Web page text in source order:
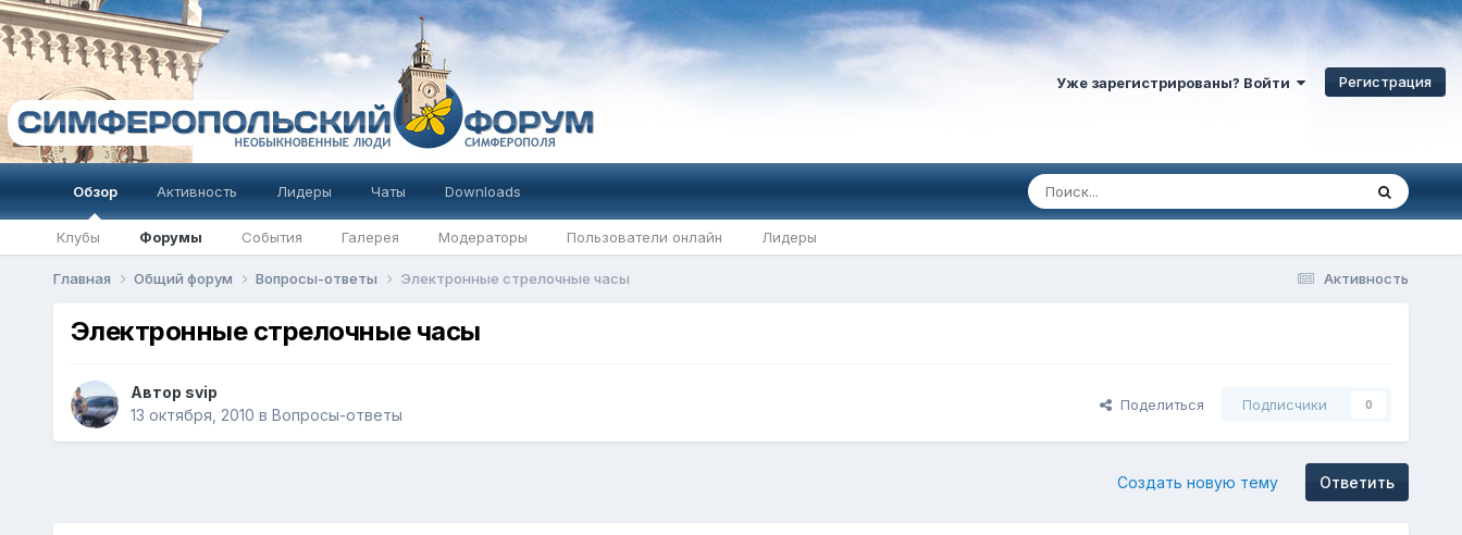
Уже зарегистрированы? Войти Регистрация
Обзор
Клубы Форумы События Галерея Модераторы Пользователи онлайн Лидеры
Активность Лидеры Чаты Downloads
Активность
Главная Общий форум Вопросы-ответы Электронные стрелочные часы
Электронные стрелочные часы
Автор svip
13 октября, 2010 в Вопросы-ответы
Поделиться Подписчики 0
Ответить
Создать новую тему